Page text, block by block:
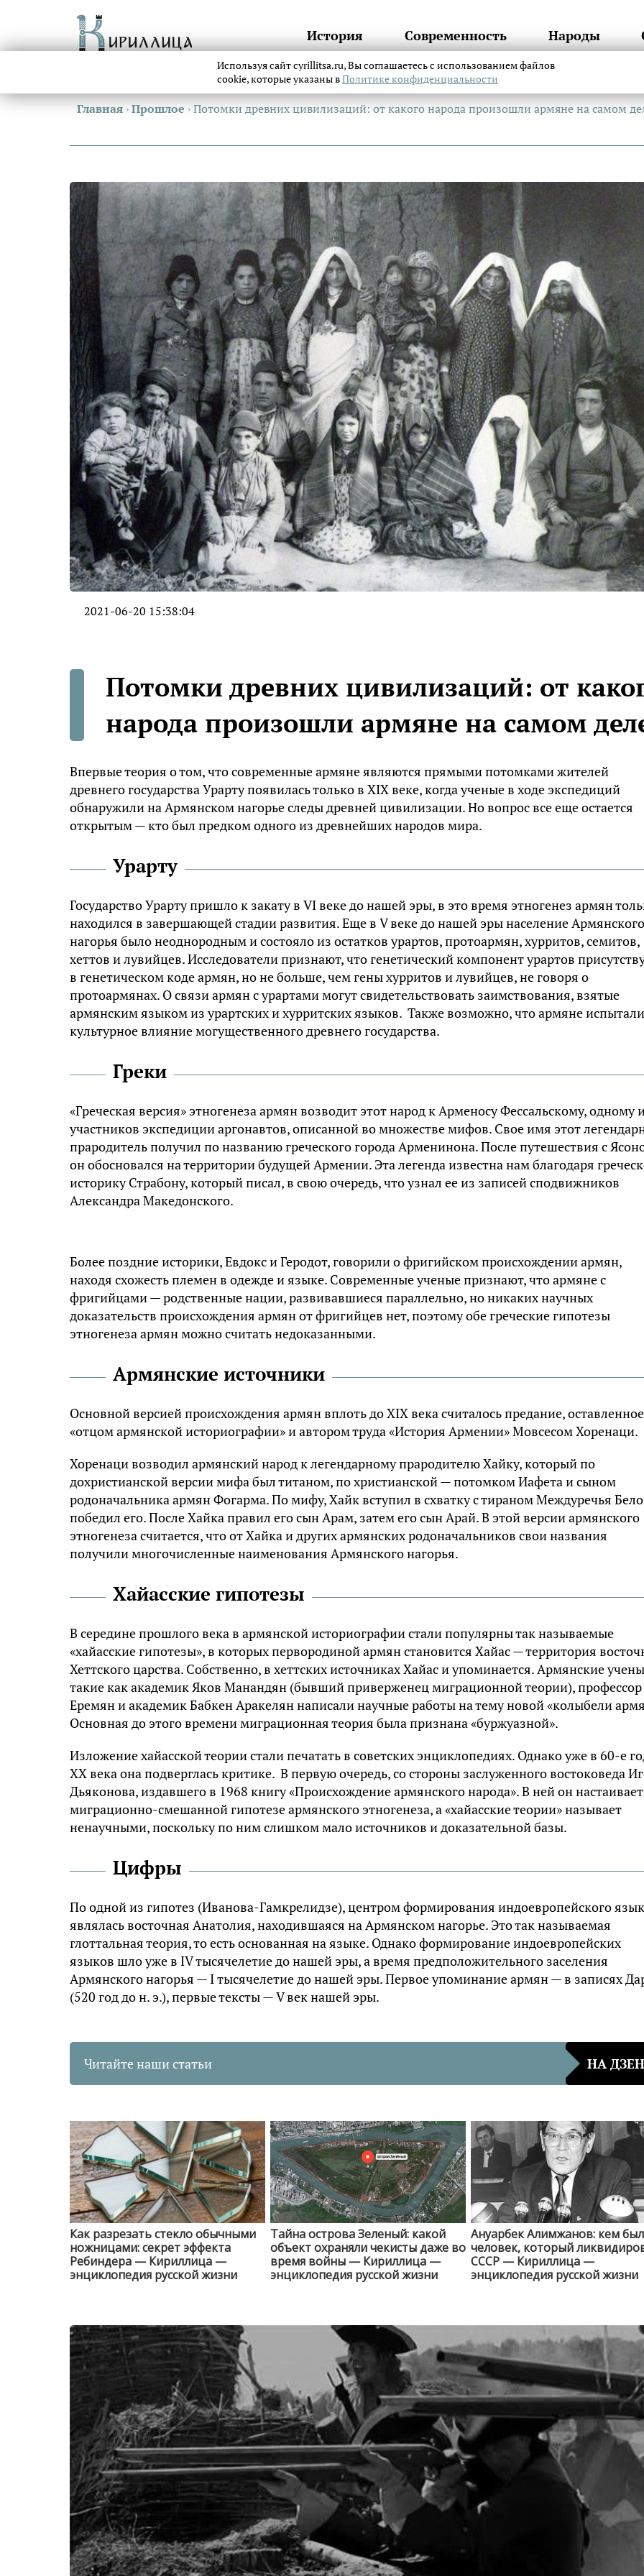
История Современность Народы
Главная ›Прошлое ›Потомки древних цивилизаций: от какого народа произошли армяне на самом
2021-06-20 15:38:04
Потомки древних цивилизаций: от
народа произошли армяне на самом
Впервые теория о том, что современные армяне являются прямыми потомками жителей
древнего государства Урарту появилась только в XIX веке, когда ученые в ходе экспедиций
обнаружили на Армянском нагорье следы древней цивилизации. Но вопрос все еще остается
открытым — кто был предком одного из древнейших народов мира.
Урарту
Государство Урарту пришло к закату в VI веке до нашей эры, в это время этногенез армян
находился в завершающей стадии развития. Еще в V веке до нашей эры население Армянского
нагорья было неоднородным и состояло из остатков урартов, протоармян, хурритов, семитов,
хеттов и лувийцев. Исследователи признают, что генетический компонент урартов
в генетическом коде армян, но не больше, чем гены хурритов и лувийцев, не говоря о
протоармянах. О связи армян с урартами могут свидетельствовать заимствования, взятые
армянским языком из урартских и хурритских языков. Также возможно, что армяне
культурное влияние могущественного древнего государства.
Греки
«Греческая версия» этногенеза армян возводит этот народ к Арменосу Фессальскому, одному
участников экспедиции аргонавтов, описанной во множестве мифов. Свое имя этот
прародитель получил по названию греческого города Арменинона. После путешествия с
он обосновался на территории будущей Армении. Эта легенда известна нам благодаря
историку Страбону, который писал, в свою очередь, что узнал ее из записей сподвижников
Александра Македонского.
Более поздние историки, Евдокс и Геродот, говорили о фригийском происхождении армян,
находя схожесть племен в одежде и языке. Современные ученые признают, что армяне с
фригийцами — родственные нации, развивавшиеся параллельно, но никаких научных
доказательств происхождения армян от фригийцев нет, поэтому обе греческие гипотезы
этногенеза армян можно считать недоказанными.
Армянские источники
Основной версией происхождения армян вплоть до XIX века считалось предание, оставленное
«отцом армянской историографии» и автором труда «История Армении» Мовсесом Хоренаци.
Хоренаци возводил армянский народ к легендарному прародителю Хайку, который по
дохристианской версии мифа был титаном, по христианской — потомком Иафета и сыном
родоначальника армян Фогарма. По мифу, Хайк вступил в схватку с тираном Междуречья
победил его. После Хайка правил его сын Арам, затем его сын Арай. В этой версии армянского
этногенеза считается, что от Хайка и других армянских родоначальников свои названия
получили многочисленные наименования Армянского нагорья.
Хайасские гипотезы
В середине прошлого века в армянской историографии стали популярны так называемые
«хайасские гипотезы», в которых первородиной армян становится Хайас — территория
Хеттского царства. Собственно, в хеттских источниках Хайас и упоминается. Армянские
такие как академик Яков Манандян (бывший приверженец миграционной теории), профессор
Еремян и академик Бабкен Аракелян написали научные работы на тему новой «колыбели
Основная до этого времени миграционная теория была признана «буржуазной».
Изложение хайасской теории стали печатать в советских энциклопедиях. Однако уже в 60-е
XX века она подверглась критике. В первую очередь, со стороны заслуженного востоковеда
Дьяконова, издавшего в 1968 книгу «Происхождение армянского народа». В ней он
миграционно-смешанной гипотезе армянского этногенеза, а «хайасские теории» называет
ненаучными, поскольку по ним слишком мало источников и доказательной базы.
Цифры
По одной из гипотез (Иванова-Гамкрелидзе), центром формирования индоевропейского
являлась восточная Анатолия, находившаяся на Армянском нагорье. Это так называемая
глоттальная теория, то есть основанная на языке. Однако формирование индоевропейских
языков шло уже в IV тысячелетие до нашей эры, а время предположительного заселения
Армянского нагорья — I тысячелетие до нашей эры. Первое упоминание армян — в записях
(520 год до н. э.), первые тексты — V век нашей эры.
Читайте наши статьи НА ДЗЕН
Как разрезать стекло обычными
ножницами: секрет эффекта
Ребиндера — Кириллица —
энциклопедия русской жизни
Тайна острова Зеленый: какой
объект охраняли чекисты даже во
время войны — Кириллица —
энциклопедия русской жизни
Ануарбек Алимжанов: кем был
человек, который
СССР — Кириллица —
энциклопедия русской жизни
Используя сайт cyrillitsa.ru, Вы соглашаетесь с использованием файлов
cookie, которые указаны вПолитике конфиденциальности